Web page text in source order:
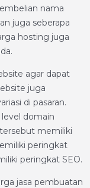
nama
juga seberapa
hosting juga
agar dapat
juga
di pasaran.
domain
memiliki
peringkat
peringkat SEO.
jasa pembuatan